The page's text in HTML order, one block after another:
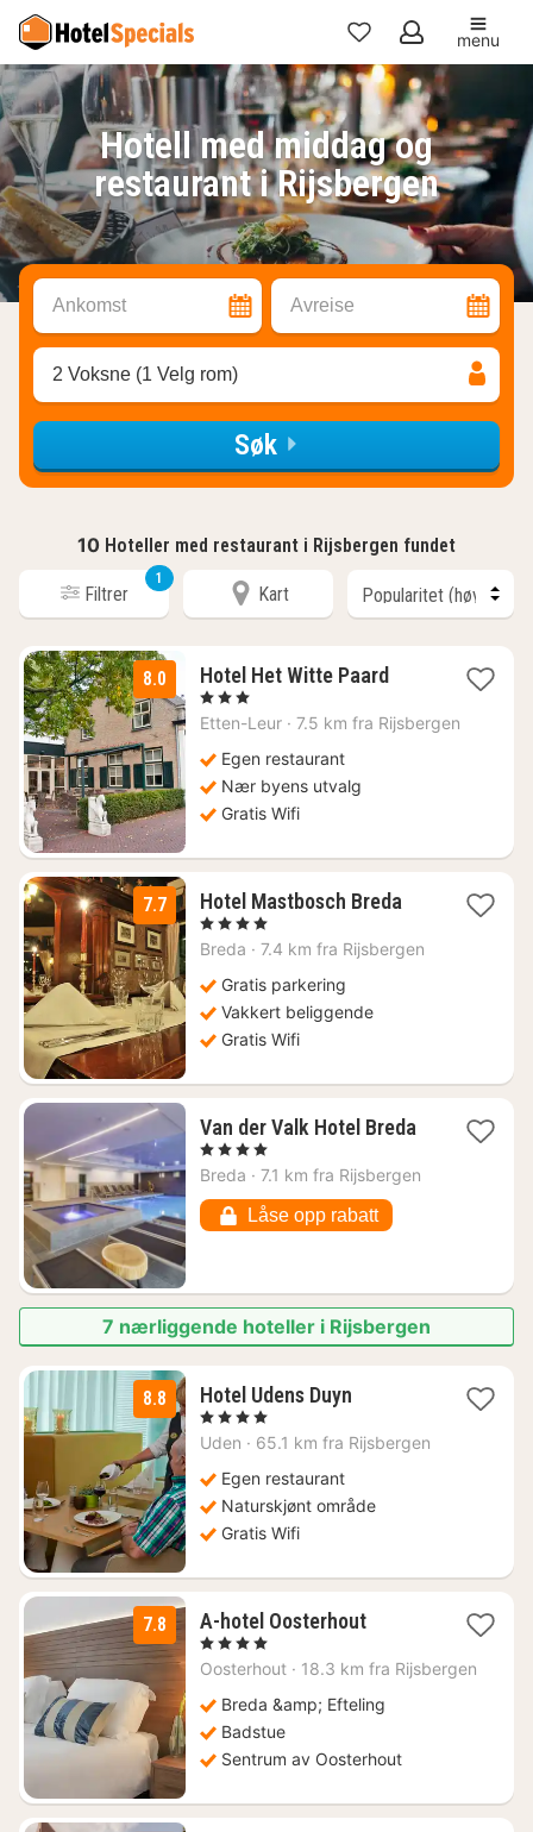
Mine
favoritter
menu
Hotell med middag og
restaurant i Rijsbergen
Ankomst Avreise
2 Voksne (1 Velg rom)
Søk
10 Hoteller med restaurant i Rijsbergen fundet
Filtrer
1
Kart
8.0 Hotel Het Witte Paard3
fra
870
, 3 Stjerner
Etten-Leur · 7.5 km fra Rijsbergen
Egen restaurant
Nær byens utvalg
Gratis Wifi
7.7 Hotel Mastbosch Breda1
fra
1238
, 4 Stjerner
Breda · 7.4 km fra Rijsbergen
Gratis parkering
Vakkert beliggende
Gratis Wifi
Van der Valk Hotel Breda1
fra
, 4 Stjerner
Breda · 7.1 km fra Rijsbergen
Låse opp rabatt
7 nærliggende hoteller i Rijsbergen
8.8 Hotel Udens Duyn2
fra
1090
, 4 Stjerner
Uden · 65.1 km fra Rijsbergen
Egen restaurant
Naturskjønt område
Gratis Wifi
7.8 A-hotel Oosterhout3
fra
kr.
, 4 Stjerner
Oosterhout · 18.3 km fra Rijsbergen
Breda &amp; Efteling
Badstue
Sentrum av Oosterhout